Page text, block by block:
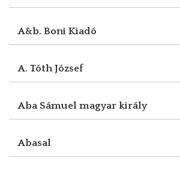
A&b. Boni Kiadó
A. Tóth József
Aba Sámuel magyar király
Abasal